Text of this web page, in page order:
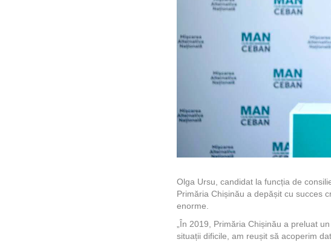
Olga Ursu, candidat la funcția de
Primăria Chișinău a depășit cu succes
enorme.
„În 2019, Primăria Chișinău a preluat
situații dificile, am reușit să acoperim